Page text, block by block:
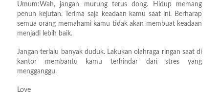
Umum:Wah, jangan murung terus dong. Hidup memang
penuh kejutan. Terima saja keadaan kamu saat ini. Berharap
semua orang memahami kamu tidak akan membuat keadaan
menjadi lebih baik.
Jangan terlalu banyak duduk. Lakukan olahraga ringan saat di
kantor membantu kamu terhindar dari stres yang
mengganggu.
Love